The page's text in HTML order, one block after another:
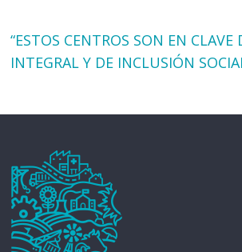
“ESTOS CENTROS SON EN CLAVE
INTEGRAL Y DE INCLUSIÓN